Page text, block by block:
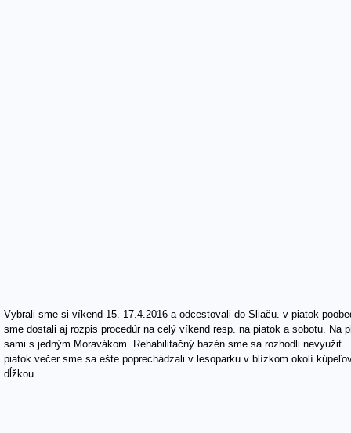
Vybrali sme si víkend 15.-17.4.2016 a odcestovali do Sliaču. v piatok
sme dostali aj rozpis procedúr na celý víkend resp. na piatok a sobotu. Na
sami s jedným Moravákom. Rehabilitačný bazén sme sa rozhodli nevyužiť
piatok večer sme sa ešte poprechádzali v lesoparku v blízkom okolí
dĺžkou.